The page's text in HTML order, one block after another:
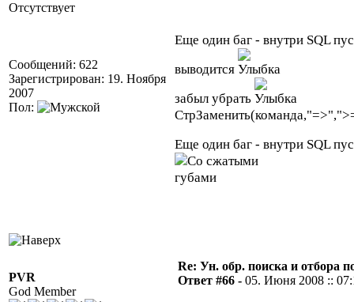
Отсутствует
Сообщений: 622
Зарегистрирован: 19. Ноября
2007
Пол:
Еще один баг - внутри SQL
выводится
забыл убрать
Еще один баг - внутри SQL
PVR
God Member
Re: Ун. обр. поиска и отбора
Ответ #66 - 05. Июня 2008 ::